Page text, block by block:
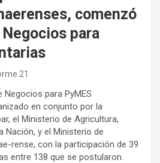
comenzó
Negocios para
21
para PyMES
en conjunto por la
el Ministerio de Agricultura,
Nación, y el Ministerio de
rense, con la participación de 39
entre 138 que se postularon.